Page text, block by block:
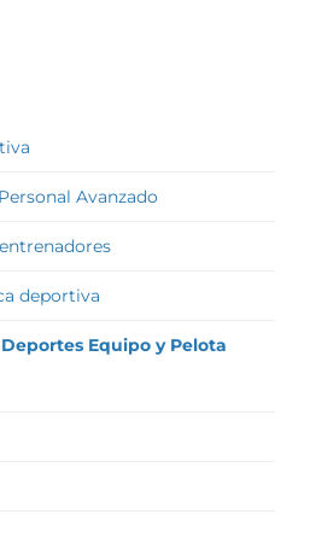
Avanzado
deportiva
Equipo y Pelota